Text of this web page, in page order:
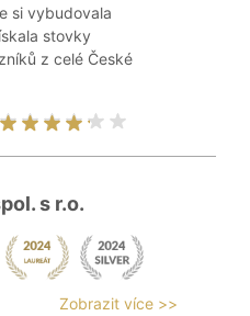
si vybudovala
stovky
z celé České
s r.o.
Zobrazit více >>